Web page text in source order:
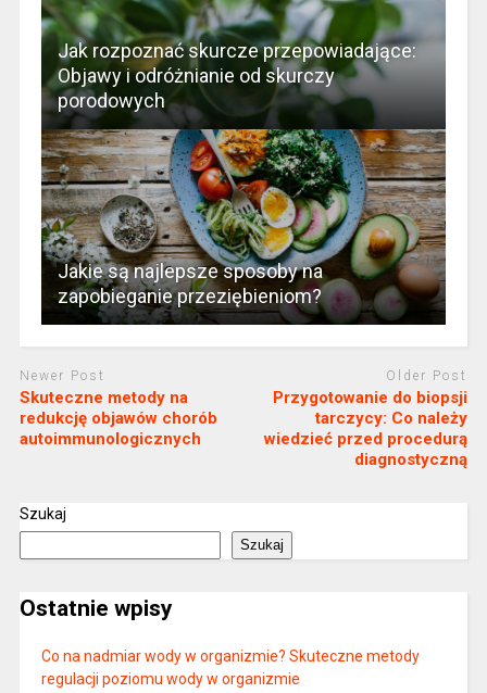
Jak rozpoznać skurcze przepowiadające:
Objawy i odróżnianie od skurczy
porodowych
Jakie są najlepsze sposoby na
zapobieganie przeziębieniom?
Newer Post
Skuteczne metody na
redukcję objawów chorób
autoimmunologicznych
Older Post
Przygotowanie do biopsji
tarczycy: Co należy
wiedzieć przed procedurą
diagnostyczną
Szukaj
Szukaj
Ostatnie wpisy
Co na nadmiar wody w organizmie? Skuteczne metody
regulacji poziomu wody w organizmie